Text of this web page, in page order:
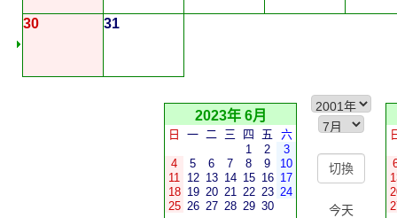
30 31
2023年 6月
日 一 二 三 四 五
六
1
2
3
4
5 6 7 8 9
10
11 12 13 14 15 16 17
18 19 20 21 22 23 24
25 26 27 28 29 30 今天